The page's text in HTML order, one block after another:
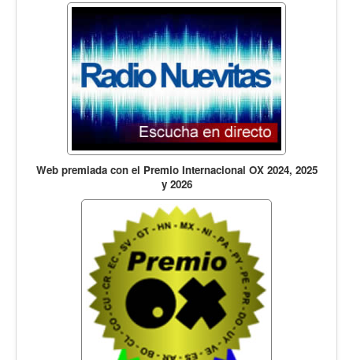
Web premiada con el Premio Internacional OX 2024, 2025
y 2026